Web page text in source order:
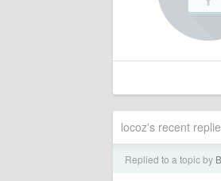
locoz's recent
Replied to a topic by